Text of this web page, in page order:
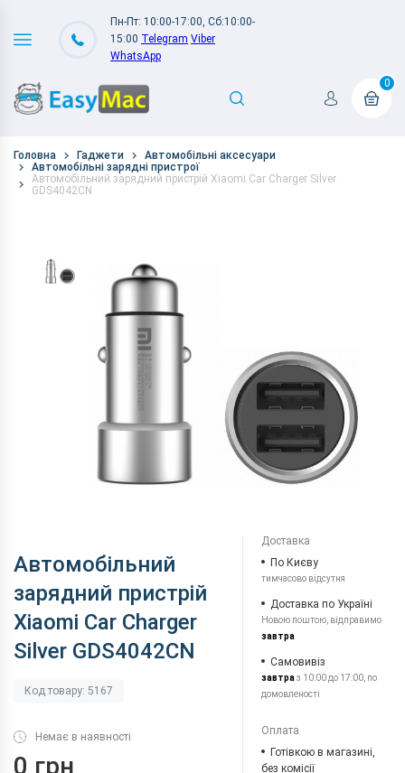
Пн-Пт: 10:00-17:00, Сб:10:00-
15:00 Telegram Viber
WhatsApp
0
Головна Гаджети
Автомобільні аксесуари
Автомобільні зарядні пристрої
Автомобільний зарядний пристрій Xiaomi Car Charger Silver
GDS4042CN
Автомобільний
зарядний пристрій
Xiaomi Car Charger
Silver GDS4042CN
Код товару: 5167
Немає в наявності
0 грн
Доставка
По Києву
тимчасово відсутня
Доставка по Україні
Новою поштою, відправимо
завтра
Самовивіз
завтраз 10:00 до 17:00, по
домовленості
Оплата
Готівкою в магазині,
без комісії